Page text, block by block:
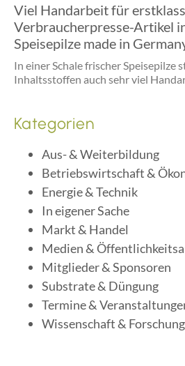
Viel Handarbeit für
Verbraucherpresse-Artikel
Speisepilze made in
In einer Schale frischer Speisepilze
Inhaltsstoffen auch sehr viel
Kategorien
Aus- & Weiterbildung
Betriebswirtschaft &
Energie & Technik
In eigener Sache
Markt & Handel
Medien &
Mitglieder & Sponsoren
Substrate & Düngung
Termine &
Wissenschaft & Forschung